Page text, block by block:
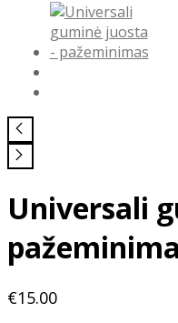
Universali
€15.00